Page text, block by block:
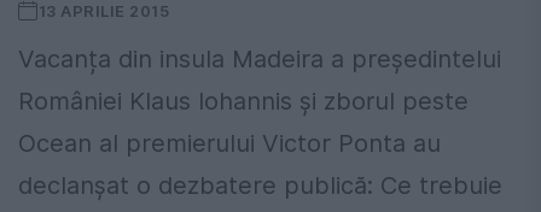
13 APRILIE 2015
Vacanța din insula Madeira a președintelui
României Klaus Iohannis și zborul peste
Ocean al premierului Victor Ponta au
declanșat o dezbatere publică: Ce trebuie